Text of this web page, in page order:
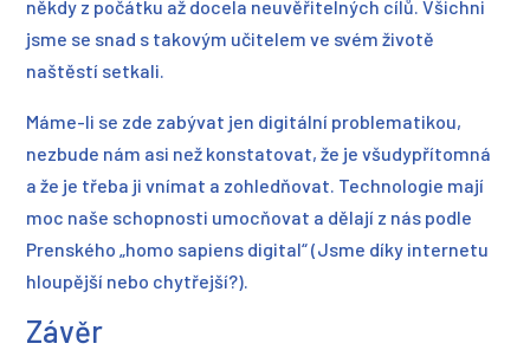
někdy z počátku až docela neuvěřitelných cílů. Všichni
jsme se snad s takovým učitelem ve svém životě
naštěstí setkali.
Máme-li se zde zabývat jen digitální problematikou,
nezbude nám asi než konstatovat, že je všudypřítomná
a že je třeba ji vnímat a zohledňovat. Technologie mají
moc naše schopnosti umocňovat a dělají z nás podle
Prenského „homo sapiens digital“ (Jsme díky internetu
hloupější nebo chytřejší?).
Závěr